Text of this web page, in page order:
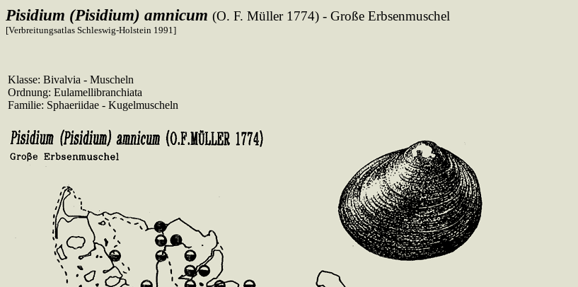
Pisidium (Pisidium) amnicum (O. F. Müller 1774) - Große Erbsenmuschel
[Verbreitungsatlas Schleswig-Holstein 1991]
Klasse: Bivalvia - Muscheln
Ordnung: Eulamellibranchiata
Familie: Sphaeriidae - Kugelmuscheln